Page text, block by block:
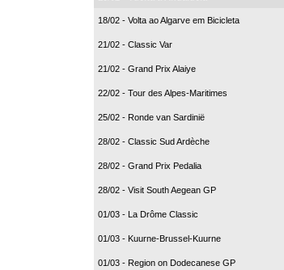
18/02 - Volta ao Algarve em Bicicleta
21/02 - Classic Var
21/02 - Grand Prix Alaiye
22/02 - Tour des Alpes-Maritimes
25/02 - Ronde van Sardinië
28/02 - Classic Sud Ardèche
28/02 - Grand Prix Pedalia
28/02 - Visit South Aegean GP
01/03 - La Drôme Classic
01/03 - Kuurne-Brussel-Kuurne
01/03 - Region on Dodecanese GP